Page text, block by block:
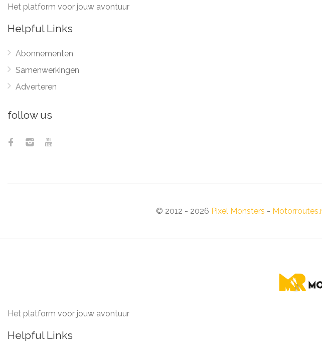
Het platform voor jouw avontuur
Helpful Links
Abonnementen
Samenwerkingen
Adverteren
follow us
© 2012 - 2026 Pixel Monsters -
Het platform voor jouw avontuur
Helpful Links